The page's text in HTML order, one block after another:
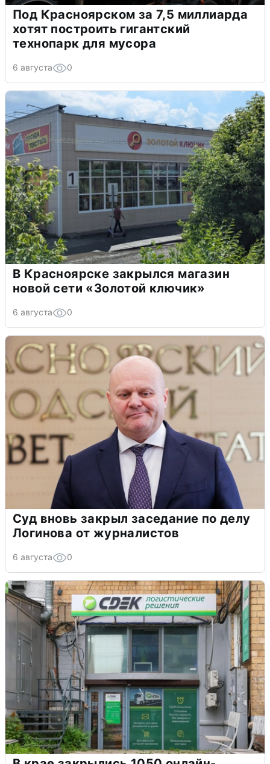
Под Красноярском за 7,5 миллиарда
хотят построить гигантский
технопарк для мусора
6 августа 0
В Красноярске закрылся магазин
новой сети «Золотой ключик»
6 августа 0
Суд вновь закрыл заседание по делу
Логинова от журналистов
6 августа 0